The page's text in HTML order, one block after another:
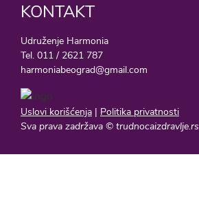
KONTAKT
Udruženje Harmonia
Tel. 011 / 2621 787
harmoniabeograd@gmail.com
Uslovi korišćenja | Politika privatnosti
Sva prava zadržava © trudnocaizdravlje.rs